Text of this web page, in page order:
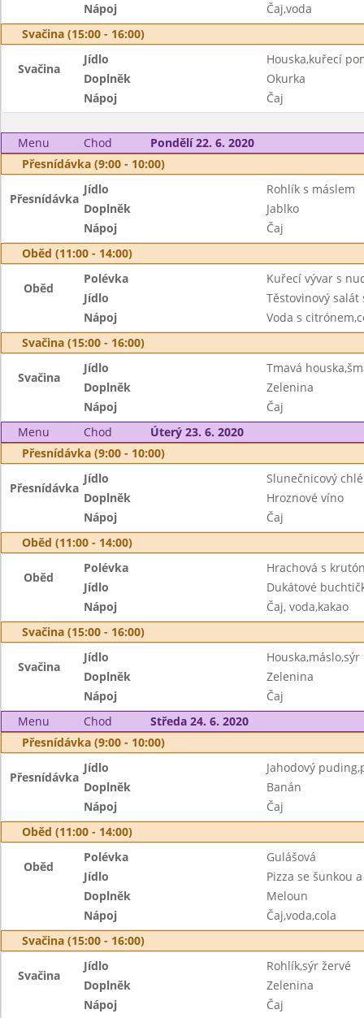
Nápoj
Čaj,voda
Svačina (15:00 - 16:00)
Svačina
Jídlo
Houska,kuřecí
Doplněk
Okurka
Nápoj
Čaj
Menu Chod
Pondělí 22. 6. 2020
Přesnídávka (9:00 - 10:00)
Přesnídávka
Jídlo
Rohlík s máslem
Doplněk
Jablko
Nápoj
Čaj
Oběd (11:00 - 14:00)
Oběd
Polévka
Kuřecí vývar s
Jídlo
Těstovinový
Nápoj
Voda s
Svačina (15:00 - 16:00)
Svačina
Jídlo
Tmavá
Doplněk
Zelenina
Nápoj
Čaj
Menu
Chod
Úterý 23. 6. 2020
Přesnídávka (9:00 - 10:00)
Přesnídávka
Jídlo
Slunečnicový
Doplněk
Hroznové víno
Nápoj
Čaj
Oběd (11:00 - 14:00)
Oběd
Polévka
Hrachová s
Jídlo
Dukátové
Nápoj
Čaj, voda,kakao
Svačina (15:00 - 16:00)
Svačina
Jídlo
Houska,máslo,sýr
Doplněk
Zelenina
Nápoj
Čaj
Menu
Chod
Středa 24. 6. 2020
Přesnídávka (9:00 - 10:00)
Přesnídávka
Jídlo
Jahodový
Doplněk
Banán
Nápoj
Čaj
Oběd (11:00 - 14:00)
Oběd
Polévka
Gulášová
Jídlo
Pizza se šunkou
Doplněk
Meloun
Nápoj
Čaj,voda,cola
Svačina (15:00 - 16:00)
Svačina
Jídlo
Rohlík,sýr žervé
Doplněk
Zelenina
Nápoj
Čaj